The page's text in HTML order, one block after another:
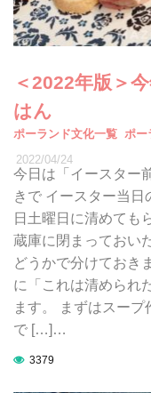
＜2022年版＞
はん
ポーランド文化一覧 ポー
2022/04/24
今日は「イースター
きで イースター当
日土曜日に清めても
蔵庫に閉まっておい
どうかで分けておき
に「これは清められ
ます。 まずはスープ
で […]…
3379